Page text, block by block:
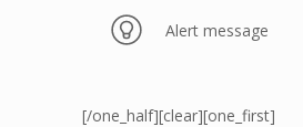
Alert message
[/one_half][clear][one_first]